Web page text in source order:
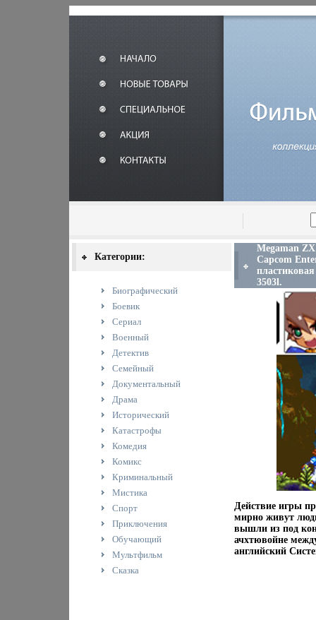
Категории:
Биографический
Боевик
Сериал
Военный
Детектив
Семейный
Документальный
Драма
Исторический
Катастрофы
Комедия
Комикс
Криминальный
Мистика
Спорт
Приключения
Обучающий
Мультфильм
Сказка
Megaman
Capcom
3503l.
Действие игры
мирно живут
вышли из под
ачхтювойне
английский